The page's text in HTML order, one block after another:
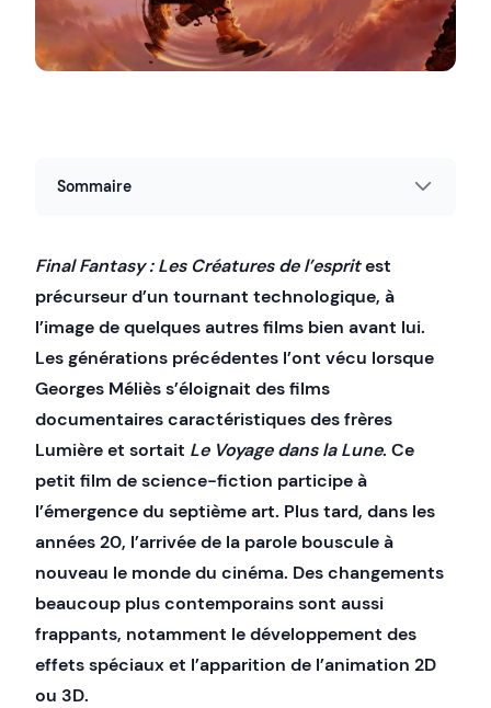
Sommaire
Final Fantasy : Les Créatures de l’espritest
précurseur d’un tournant technologique, à
l’image de quelques autres films bien avant lui.
Les générations précédentes l’ont vécu lorsque
Georges Méliès s’éloignait des films
documentaires caractéristiques des frères
Lumière et sortait Le Voyage dans la Lune. Ce
petit film de science-fiction participe à
l’émergence du septième art. Plus tard, dans les
années 20, l’arrivée de la parole bouscule à
nouveau le monde du cinéma. Des changements
beaucoup plus contemporains sont aussi
frappants, notamment le développement des
effets spéciaux et l’apparition de l’animation 2D
ou 3D.